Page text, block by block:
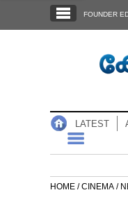
NOTIFIED NEWS
FOUNDER
LATEST
HOME /CINEMA /